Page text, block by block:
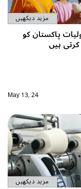
مزید دیکھیں
پاکستان کو
ہیں
May 13, 24
مزید دیکھیں